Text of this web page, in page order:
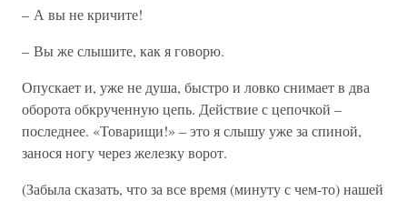
– А вы не кричите!
– Вы же слышите, как я говорю.
Опускает и, уже не душа, быстро и ловко снимает в два
оборота обкрученную цепь. Действие с цепочкой –
последнее. «Товарищи!» – это я слышу уже за спиной,
занося ногу через железку ворот.
(Забыла сказать, что за все время (минуту с чем-то) нашей